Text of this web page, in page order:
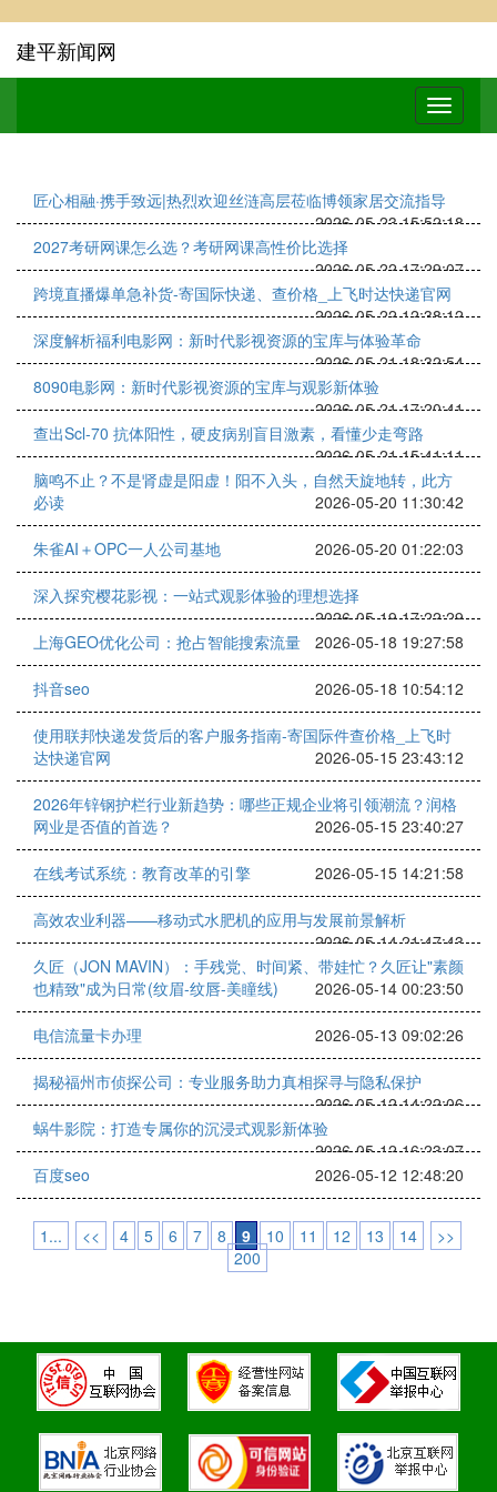
建平新闻网
匠心相融·携手致远|热烈欢迎丝涟高层莅临博领家居交流指导
2026-05-23 15:52:18
2027考研网课怎么选？考研网课高性价比选择
2026-05-22 17:29:07
跨境直播爆单急补货-寄国际快递、查价格_上飞时达快递官网
2026-05-22 12:38:12
深度解析福利电影网：新时代影视资源的宝库与体验革命
2026-05-21 18:32:54
8090电影网：新时代影视资源的宝库与观影新体验
2026-05-21 17:20:41
查出Scl-70 抗体阳性，硬皮病别盲目激素，看懂少走弯路
2026-05-21 15:41:11
脑鸣不止？不是肾虚是阳虚！阳不入头，自然天旋地转，此方
必读
2026-05-20 11:30:42
朱雀AI＋OPC一人公司基地 2026-05-20 01:22:03
深入探究樱花影视：一站式观影体验的理想选择
2026-05-19 17:22:29
上海GEO优化公司：抢占智能搜索流量
2026-05-18 19:27:58
抖音seo 2026-05-18 10:54:12
使用联邦快递发货后的客户服务指南-寄国际件查价格_上飞时
达快递官网
2026-05-15 23:43:12
2026年锌钢护栏行业新趋势：哪些正规企业将引领潮流？润格
网业是否值的首选？
2026-05-15 23:40:27
在线考试系统：教育改革的引擎 2026-05-15 14:21:58
高效农业利器——移动式水肥机的应用与发展前景解析
2026-05-14 21:47:43
久匠（JON MAVIN）：手残党、时间紧、带娃忙？久匠让"素颜
也精致"成为日常(纹眉-纹唇-美瞳线)
2026-05-14 00:23:50
电信流量卡办理 2026-05-13 09:02:26
揭秘福州市侦探公司：专业服务助力真相探寻与隐私保护
2026-05-12 14:22:06
蜗牛影院：打造专属你的沉浸式观影新体验
2026-05-12 16:23:07
百度seo
2026-05-12 12:48:20
1... << 4 5 6 7 8 9 10 11 12 13 14
>>
200